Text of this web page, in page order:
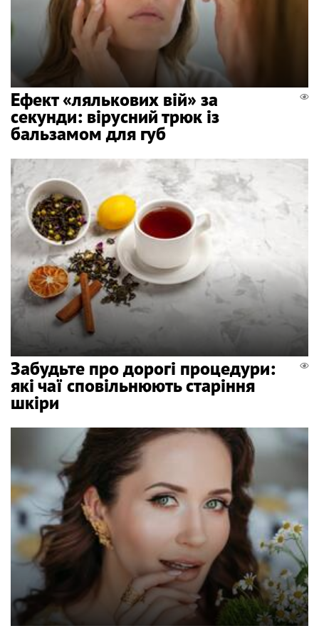
Ефект «лялькових вій» за
секунди: вірусний трюк із
бальзамом для губ
Забудьте про дорогі процедури:
які чаї сповільнюють старіння
шкіри